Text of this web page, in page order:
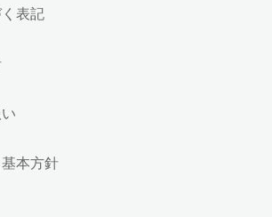
表記
本方針